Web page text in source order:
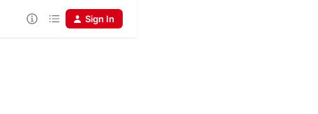
Sign In